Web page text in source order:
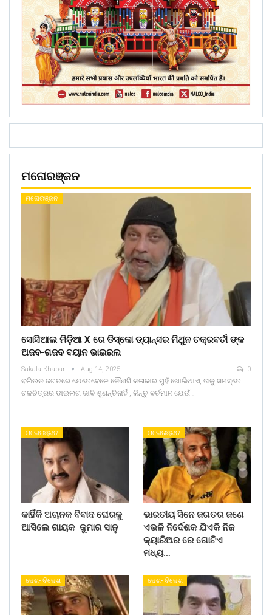
ମନୋରଞ୍ଜନ
ମନୋରଞ୍ଜନ
ସୋସିଆଲ ମିଡ଼ିଆ X ରେ ଡିସ୍କୋ ଡ୍ୟାନ୍ସର ମିଥୁନ ଚକ୍ରବର୍ତୀ ଙ୍କ
ଅଜବ-ଗଜବ ବୟାନ ଭାଇରଲ
Sakala Khabar Aug 14, 2025 0
ବଲିଉଡ ଜଗତରେ ଯେତେବେଳେ କୌଣସି କଳାକାର ମୁହଁ ଖୋଲିଥାଏ, ତାକୁ ସମସ୍ତେ
ଚଳଚିତ୍ରର ଡାଇଲଗ ଭାବି ଶୁଣନ୍ତିନାହିଁ , କିନ୍ତୁ ବର୍ତମାନ ଯେଉଁ…
ମନୋରଞ୍ଜନ
କାହିଁକି ଅଚାନକ ବିବାଦ ଘେରକୁ
ଆସିଲେ ଗାୟକ କୁମାର ସାନୁ
ମନୋରଞ୍ଜନ
ଭାରତୀୟ ସିନେ ଜଗତର ଜଣେ
ଏଭଳି ନିର୍ଦେଶକ ଯିଏକି ନିଜ
କ୍ୟାରିଅର ରେ ଗୋଟିଏ
ମଧ୍ୟ…
ଦେଶ- ବିଦେଶ ଦେଶ- ବିଦେଶ